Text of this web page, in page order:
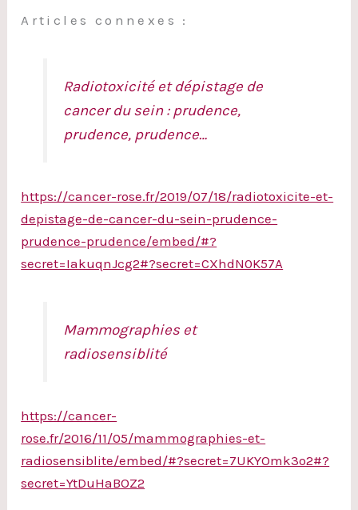
Articles connexes :
Radiotoxicité et dépistage de
cancer du sein : prudence,
prudence, prudence…
https://cancer-rose.fr/2019/07/18/radiotoxicite-et-
depistage-de-cancer-du-sein-prudence-
prudence-prudence/embed/#?
secret=IakuqnJcg2#?secret=CXhdN0K57A
Mammographies et
radiosensiblité
https://cancer-
rose.fr/2016/11/05/mammographies-et-
radiosensiblite/embed/#?secret=7UKYOmk3o2#?
secret=YtDuHaBOZ2